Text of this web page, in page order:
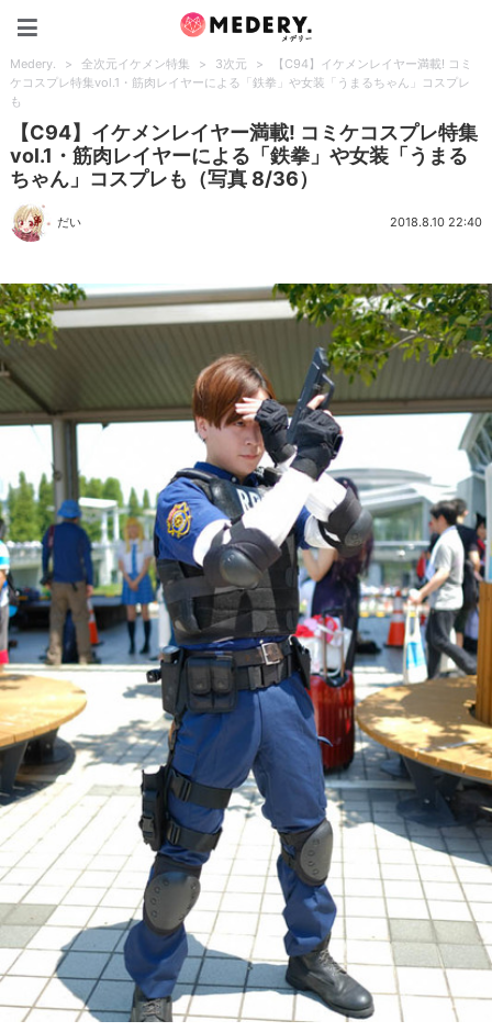
Medery. > 全次元イケメン特集 > 3次元 >
【C94】イケメンレイヤー満載! コミ
ケコスプレ特集vol.1・筋肉レイヤーによる「鉄拳」や女装「うまるちゃん」コスプレ
も
【C94】イケメンレイヤー満載! コミケコスプレ特集
vol.1・筋肉レイヤーによる「鉄拳」や女装「うまる
ちゃん」コスプレも（写真 8/36）
だい 2018.8.10 22:40